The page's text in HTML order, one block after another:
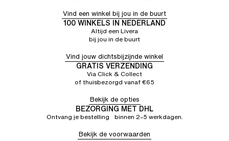
Vind een winkel bij jou in de buurt
100 WINKELS IN NEDERLAND
Altijd een Livera
bij jou in de buurt
Vind jouw dichtsbijzijnde winkel
GRATIS VERZENDING
Via Click & Collect
of thuisbezorgd vanaf €65
Bekijk de opties
BEZORGING MET DHL
Ontvang je bestelling binnen 2–5 werkdagen.
Bekijk de voorwaarden